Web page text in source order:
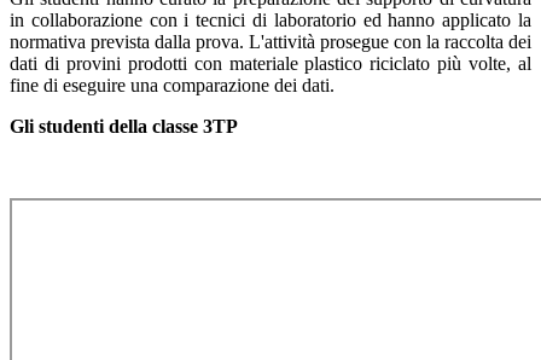
in collaborazione con i tecnici di laboratorio ed hanno applicato la
normativa prevista dalla prova. L'attività prosegue con la raccolta dei
dati di provini prodotti con materiale plastico riciclato più volte, al
fine di eseguire una comparazione dei dati.
Gli studenti della classe 3TP